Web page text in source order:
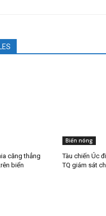
căng thẳng
biển
Biển nóng
Tàu chiến Úc
TQ giám sát